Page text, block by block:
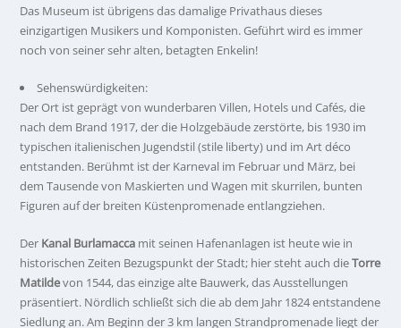
Das Museum ist übrigens das damalige Privathaus dieses
einzigartigen Musikers und Komponisten. Geführt wird es immer
noch von seiner sehr alten, betagten Enkelin!
Sehenswürdigkeiten:
Der Ort ist geprägt von wunderbaren Villen, Hotels und Cafés, die
nach dem Brand 1917, der die Holzgebäude zerstörte, bis 1930 im
typischen italienischen Jugendstil (stile liberty) und im Art déco
entstanden. Berühmt ist der Karneval im Februar und März, bei
dem Tausende von Maskierten und Wagen mit skurrilen, bunten
Figuren auf der breiten Küstenpromenade entlangziehen.
Der Kanal Burlamacca mit seinen Hafenanlagen ist heute wie in
historischen Zeiten Bezugspunkt der Stadt; hier steht auch dieTorre
Matildevon 1544, das einzige alte Bauwerk, das Ausstellungen
präsentiert. Nördlich schließt sich die ab dem Jahr 1824 entstandene
Siedlung an. Am Beginn der 3 km langen Strandpromenade liegt der